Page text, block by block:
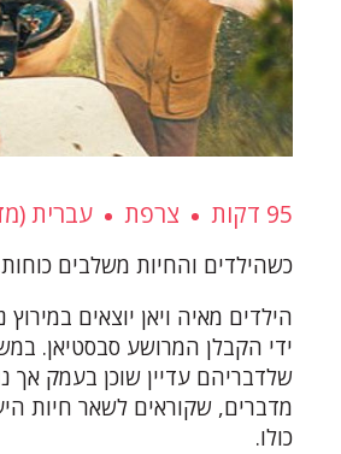
95 דקות צרפת עברית
כשהילדים והחיות משלבים
הילדים מאיה ויאן יוצאים
ידי הקבלן המרושע סבסטיאן.
שלדבריהם עדיין שוכן בעמק אך
מדברים, שקוראים לשאר חיות
כולו.